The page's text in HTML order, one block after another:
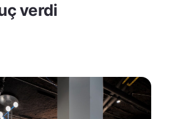
verdi